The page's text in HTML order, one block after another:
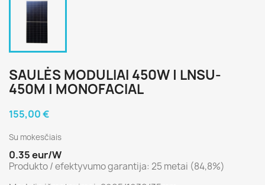
SAULĖS MODULIAI 450W | LNSU-
450M | MONOFACIAL
155,00 €
Su mokesčiais
0.35 eur/W
Produkto / efektyvumo garantija: 25 metai (84,8%)